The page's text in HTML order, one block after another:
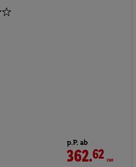
p.P. ab
362.62 CHF